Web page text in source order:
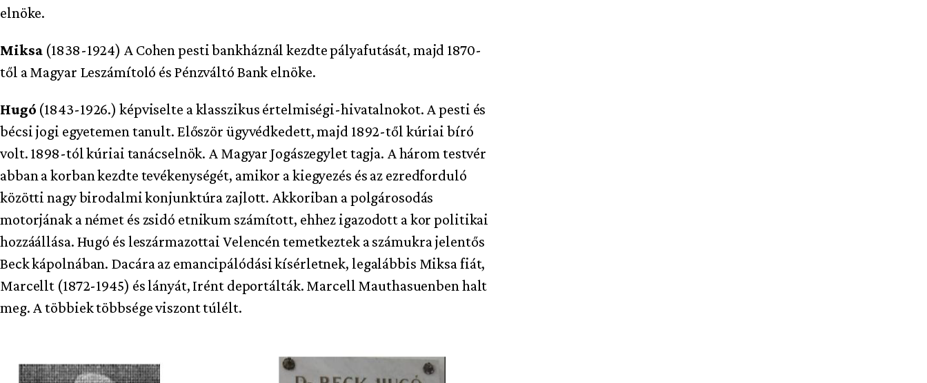
elnöke.
Miksa (1838-1924) A Cohen pesti bankháznál kezdte pályafutását, majd 1870-
től a Magyar Leszámítoló és Pénzváltó Bank elnöke.
Hugó (1843-1926.) képviselte a klasszikus értelmiségi-hivatalnokot. A pesti és
bécsi jogi egyetemen tanult. Először ügyvédkedett, majd 1892-től kúriai bíró
volt. 1898-tól kúriai tanácselnök. A Magyar Jogászegylet tagja. A három testvér
abban a korban kezdte tevékenységét, amikor a kiegyezés és az ezredforduló
közötti nagy birodalmi konjunktúra zajlott. Akkoriban a polgárosodás
motorjának a német és zsidó etnikum számított, ehhez igazodott a kor politikai
hozzáállása. Hugó és leszármazottai Velencén temetkeztek a számukra jelentős
Beck kápolnában. Dacára az emancipálódási kísérletnek, legalábbis Miksa fiát,
Marcellt (1872-1945) és lányát, Irént deportálták. Marcell Mauthasuenben halt
meg. A többiek többsége viszont túlélt.